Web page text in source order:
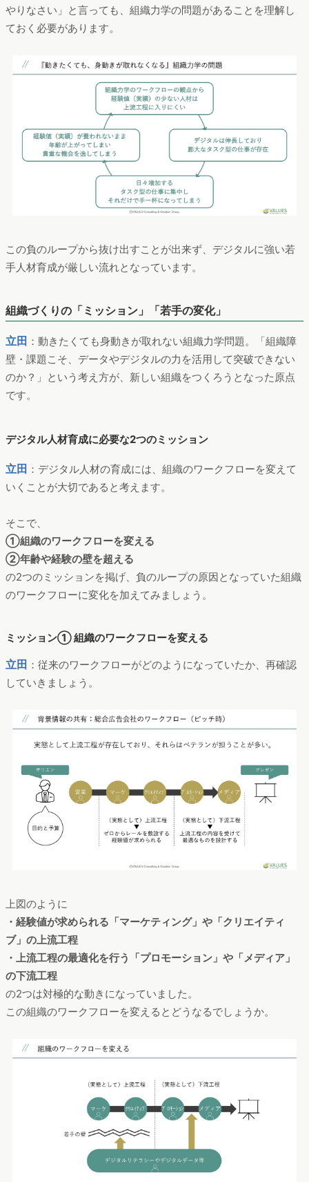
やりなさい」と言っても、組織力学の問題があることを理解し
ておく必要があります。
この負のループから抜け出すことが出来ず、デジタルに強い若
手人材育成が厳しい流れとなっています。
組織づくりの「ミッション」「若手の変化」
立田 ：動きたくても身動きが取れない組織力学問題。「組織障
壁・課題こそ、データやデジタルの力を活用して突破できない
のか？」という考え方が、新しい組織をつくろうとなった原点
です。
デジタル人材育成に必要な2つのミッション
立田 ：デジタル人材の育成には、組織のワークフローを変えて
いくことが大切であると考えます。
そこで、
➀組織のワークフローを変える
②年齢や経験の壁を超える
の2つのミッションを掲げ、負のループの原因となっていた組織
のワークフローに変化を加えてみましょう。
ミッション① 組織のワークフローを変える
立田 ：従来のワークフローがどのようになっていたか、再確認
していきましょう。
上図のように
・経験値が求められる「マーケティング」や「クリエイティ
ブ」の上流工程
・上流工程の最適化を行う「プロモーション」や「メディア」
の下流工程
の2つは対極的な動きになっていました。
この組織のワークフローを変えるとどうなるでしょうか。